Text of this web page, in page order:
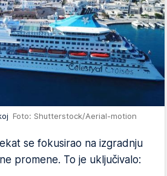
Foto: Shutterstock/Aerial-motion
se fokusirao na izgradnju
promene. To je uključivalo: